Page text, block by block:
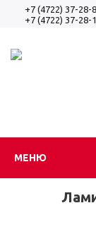
+7 (4722) 37-28-
+7 (4722) 37-28-
МЕНЮ